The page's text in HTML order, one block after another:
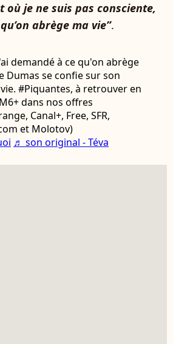
où je ne suis pas consciente,
abrège ma vie”.
demandé à ce qu'on abrège
Dumas se confie sur son
#Piquantes, à retrouver en
dans nos offres
Canal+, Free, SFR,
et Molotov)
♬ son original - Téva